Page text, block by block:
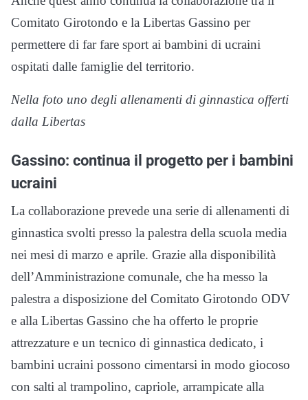
Comitato Girotondo e la Libertas Gassino per
permettere di far fare sport ai bambini di ucraini
ospitati dalle famiglie del territorio.
Nella foto uno degli allenamenti di ginnastica offerti
dalla Libertas
Gassino: continua il progetto per i bambini
ucraini
La collaborazione prevede una serie di allenamenti di
ginnastica svolti presso la palestra della scuola media
nei mesi di marzo e aprile. Grazie alla disponibilità
dell’Amministrazione comunale, che ha messo la
palestra a disposizione del Comitato Girotondo ODV
e alla Libertas Gassino che ha offerto le proprie
attrezzature e un tecnico di ginnastica dedicato, i
bambini ucraini possono cimentarsi in modo giocoso
con salti al trampolino, capriole, arrampicate alla